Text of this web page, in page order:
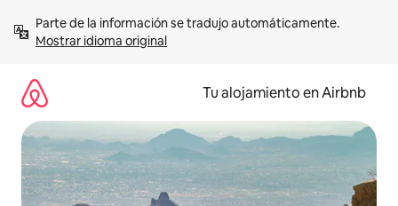
contenidoMostrar idioma original
Tu alojamiento en Airbnb